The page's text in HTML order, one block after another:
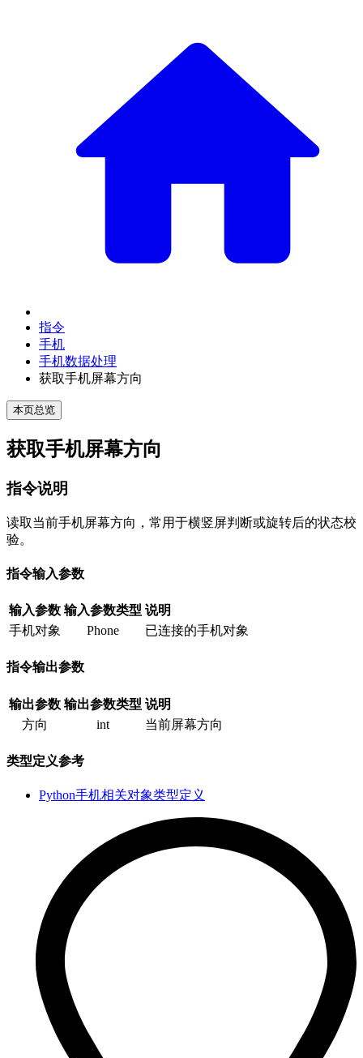
指令
手机
手机数据处理
获取手机屏幕方向
本页总览
获取手机屏幕方向
指令说明
读取当前手机屏幕方向，常用于横竖屏判断或旋转后的状态校
验。
指令输入参数
输入参数 输入参数类型 说明
手机对象
Phone 已连接的手机对象
指令输出参数
输出参数 输出参数类型 说明
方向
int 当前屏幕方向
类型定义参考
Python手机相关对象类型定义